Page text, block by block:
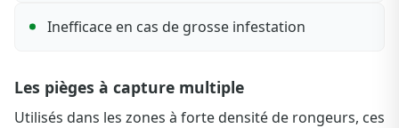
Inefficace en cas de grosse infestation
Les pièges à capture multiple
Utilisés dans les zones à forte densité de rongeurs, ces